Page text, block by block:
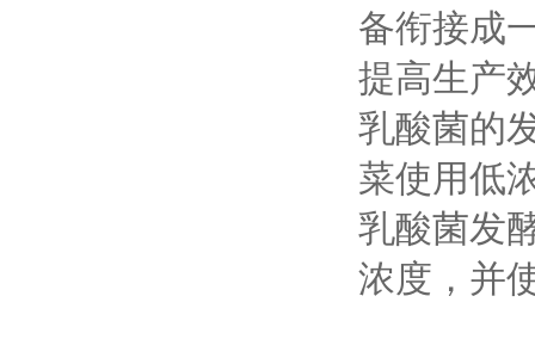
备衔接成
提高生产
乳酸菌的
菜使用低
乳酸菌发
浓度，并